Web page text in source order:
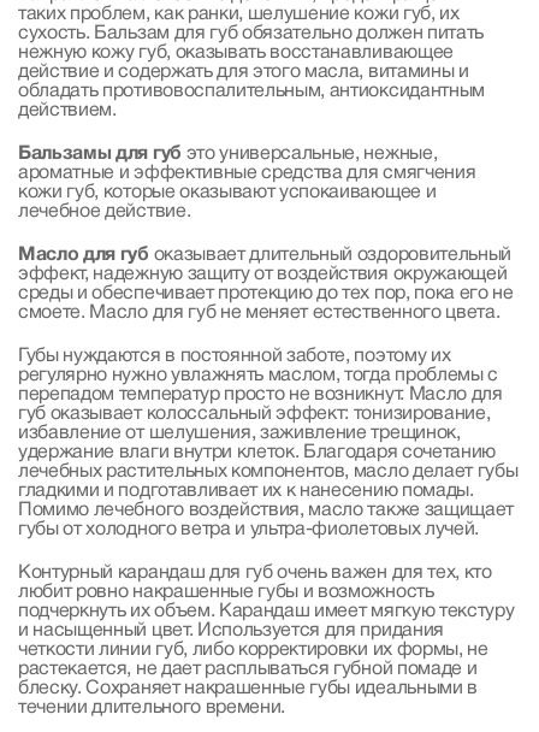
таких проблем, как ранки, шелушение кожи губ, их
сухость. Бальзам для губ обязательно должен питать
нежную кожу губ, оказывать восстанавливающее
действие и содержать для этого масла, витамины и
обладать противовоспалительным, антиоксидантным
действием.
Бальзамы для губ это универсальные, нежные,
ароматные и эффективные средства для смягчения
кожи губ, которые оказывают успокаивающее и
лечебное действие.
Масло для губ оказывает длительный оздоровительный
эффект, надежную защиту от воздействия окружающей
среды и обеспечивает протекцию до тех пор, пока его не
смоете. Масло для губ не меняет естественного цвета.
Губы нуждаются в постоянной заботе, поэтому их
регулярно нужно увлажнять маслом, тогда проблемы с
перепадом температур просто не возникнут. Масло для
губ оказывает колоссальный эффект: тонизирование,
избавление от шелушения, заживление трещинок,
удержание влаги внутри клеток. Благодаря сочетанию
лечебных растительных компонентов, масло делает губы
гладкими и подготавливает их к нанесению помады.
Помимо лечебного воздействия, масло также защищает
губы от холодного ветра и ультра-фиолетовых лучей.
Контурный карандаш для губ очень важен для тех, кто
любит ровно накрашенные губы и возможность
подчеркнуть их объем. Карандаш имеет мягкую текстуру
и насыщенный цвет. Используется для придания
четкости линии губ, либо корректировки их формы, не
растекается, не дает расплываться губной помаде и
блеску. Сохраняет накрашенные губы идеальными в
течении длительного времени.